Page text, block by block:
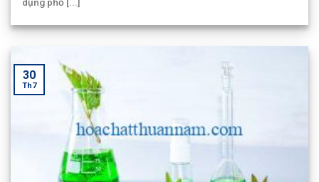
dụng phổ [...]
30
Th7